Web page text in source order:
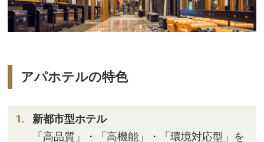
アパホテルの特色
新都市型ホテル
「高品質」・「高機能」・「環境対応型」を